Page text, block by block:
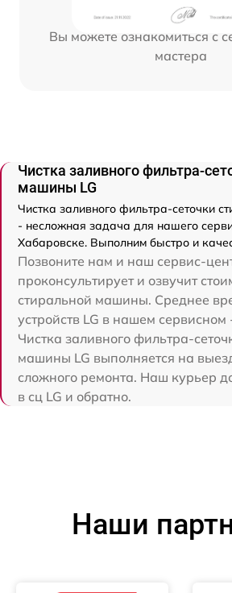
Вы можете ознакомиться с
мастера
Чистка заливного фильтра-
машины LG
Чистка заливного фильтра-сеточки
- несложная задача для нашего
Хабаровске. Выполним быстро и
Позвоните нам и наш сервис-
проконсультирует и озвучит
стиральной машины. Среднее
устройств LG в нашем сервисном
Чистка заливного фильтра-
машины LG выполняется на
сложного ремонта. Наш курьер
в сц LG и обратно.
Наши